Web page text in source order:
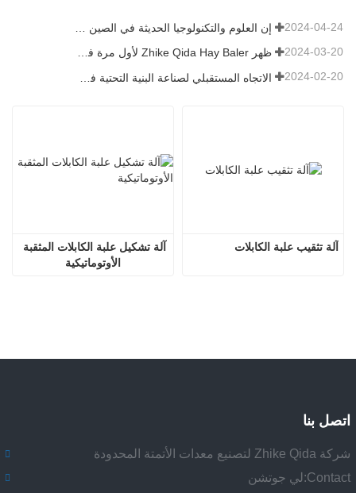
2024-04-24
ظهر Zhike Qida Hay Baler لأول مرة في معرض هيلونغجيانغ للآلات الزراعية 2024-03-20
2024-02-20
الأوتوماتيكية
آلة تثقيب علبة الكابلات
اتصل بنا
شركة Zhike Qida لتصنيع معدات الأتمتة المحدودة
Contact: لي جوتشن